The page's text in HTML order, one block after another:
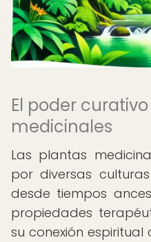
El poder
medicinales
Las plantas
por diversas
desde tiempos
propiedades
su conexión espiritual